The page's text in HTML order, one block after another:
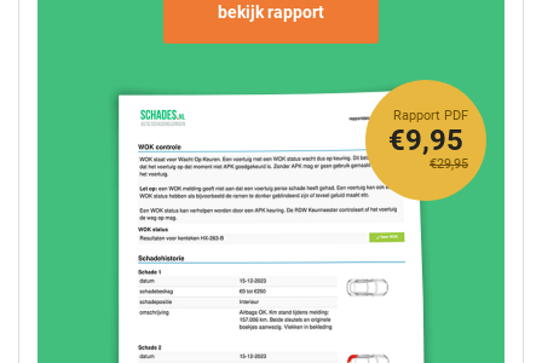
bekijk rapport
Rapport PDF
€29,95
€9,95